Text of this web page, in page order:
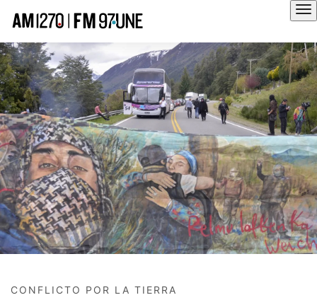
CONFLICTO POR LA TIERRA